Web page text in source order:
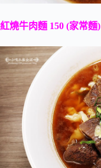
紅燒牛肉麵 150 (家常麵)